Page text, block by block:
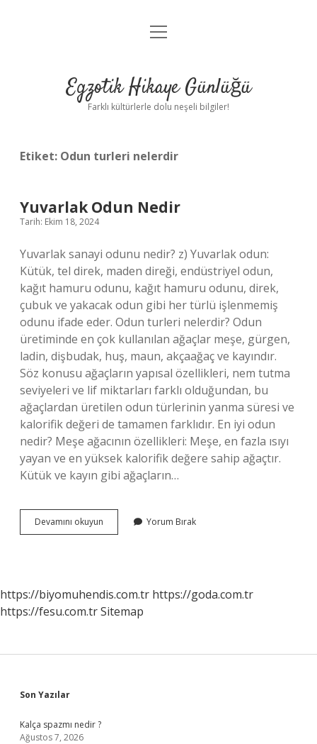
Anasayfa
Yasal Uyarı
menüyü
Egzotik Hikaye Günlüğü
Farklı kültürlerle dolu neşeli bilgiler!
Etiket: Odun turleri nelerdir
Yuvarlak Odun Nedir
Tarih: Ekim 18, 2024
Yuvarlak sanayi odunu nedir? z) Yuvarlak odun:
Kütük, tel direk, maden direği, endüstriyel odun,
kağıt hamuru odunu, kağıt hamuru odunu, direk,
çubuk ve yakacak odun gibi her türlü işlenmemiş
odunu ifade eder. Odun turleri nelerdir? Odun
üretiminde en çok kullanılan ağaçlar meşe, gürgen,
ladin, dişbudak, huş, maun, akçaağaç ve kayındır.
Söz konusu ağaçların yapısal özellikleri, nem tutma
seviyeleri ve lif miktarları farklı olduğundan, bu
ağaçlardan üretilen odun türlerinin yanma süresi ve
kalorifik değeri de tamamen farklıdır. En iyi odun
nedir? Meşe ağacının özellikleri: Meşe, en fazla ısıyı
yayan ve en yüksek kalorifik değere sahip ağaçtır.
Kütük ve kayın gibi ağaçların…
Devamını okuyun Yuvarlak
Odun
Yorum Bırak
https://biyomuhendis.com.tr https://goda.com.tr
https://fesu.com.trSitemap
Sidebar
Son Yazılar
Kalça spazmı nedir ?
Ağustos 7, 2026